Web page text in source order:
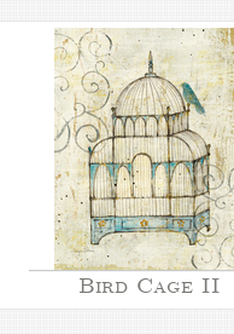
Bird Cage II